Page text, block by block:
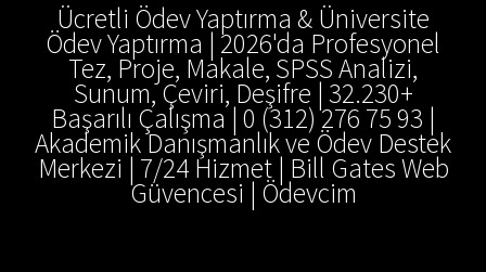
Ücretli Ödev Yaptırma & Üniversite
Ödev Yaptırma | 2026'da Profesyonel
Tez, Proje, Makale, SPSS Analizi,
Sunum, Çeviri, Deşifre | 32.230+
Başarılı Çalışma | 0 (312) 276 75 93 |
Akademik Danışmanlık ve Ödev Destek
Merkezi | 7/24 Hizmet | Bill Gates Web
Güvencesi | Ödevcim